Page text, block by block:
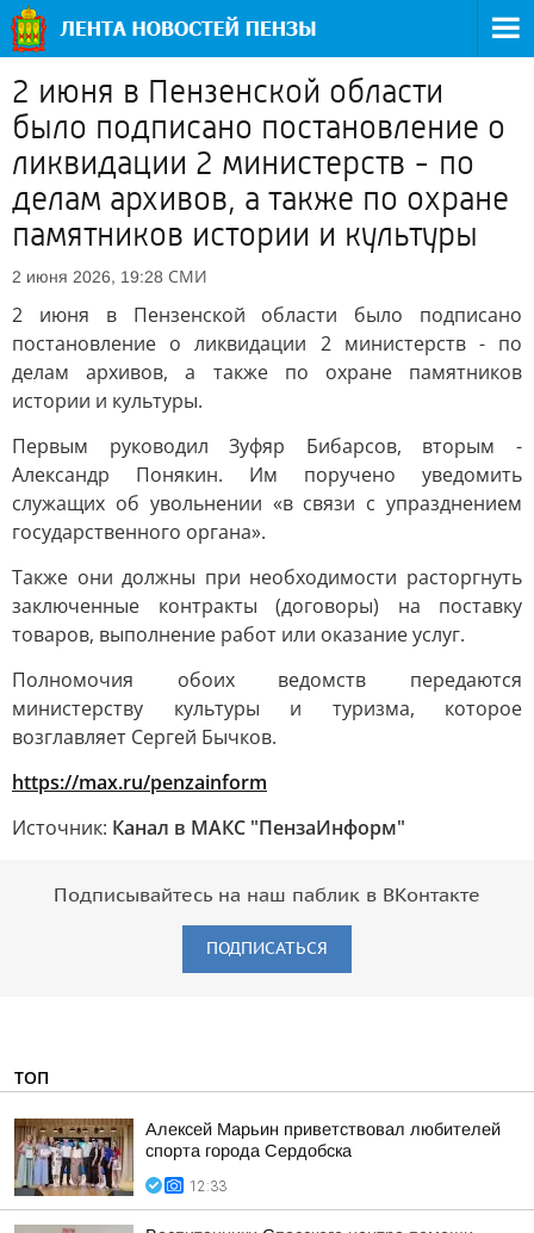
2 июня в Пензенской области
было подписано постановление о
ликвидации 2 министерств - по
делам архивов, а также по охране
памятников истории и культуры
2 июня 2026, 19:28 СМИ
2 июня в Пензенской области было подписано
постановление о ликвидации 2 министерств - по
делам архивов, а также по охране памятников
истории и культуры.
Первым руководил Зуфяр Бибарсов, вторым -
Александр Понякин. Им поручено уведомить
служащих об увольнении «в связи с упразднением
государственного органа».
Также они должны при необходимости расторгнуть
заключенные контракты (договоры) на поставку
товаров, выполнение работ или оказание услуг.
Полномочия обоих ведомств передаются
министерству культуры и туризма, которое
возглавляет Сергей Бычков.
https://max.ru/penzainform
Источник: Канал в МАКС "ПензаИнформ"
Подписывайтесь на наш паблик в ВКонтакте
ПОДПИСАТЬСЯ
ТОП
Алексей Марьин приветствовал любителей
спорта города Сердобска
12:33